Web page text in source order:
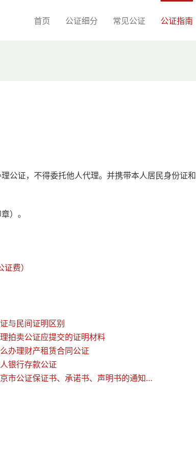
首页 公证细分 常见公证 公证指南
公证，不得委托他人代理。并携带本人居民身份证和
）。
费）
与民间证明区别
拍卖公证应提交的证明材料
办理财产租赁合同公证
银行存款公证
北京市公证保证书、承诺书、声明书的通知说明